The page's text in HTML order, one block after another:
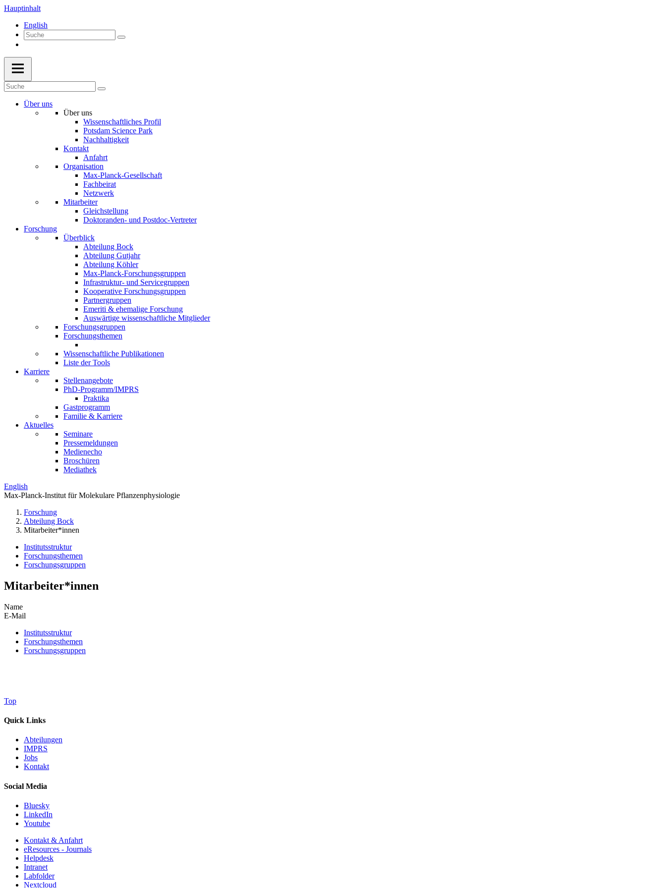
Hauptinhalt
English
Über uns
Über uns
Wissenschaftliches Profil
Potsdam Science Park
Nachhaltigkeit
Kontakt
Anfahrt
Organisation
Max-Planck-Gesellschaft
Fachbeirat
Netzwerk
Mitarbeiter
Gleichstellung
Doktoranden- und Postdoc-Vertreter
Forschung
Überblick
Abteilung Bock
Abteilung Gutjahr
Abteilung Köhler
Max-Planck-Forschungsgruppen
Infrastruktur- und Servicegruppen
Kooperative Forschungsgruppen
Partnergruppen
Emeriti & ehemalige Forschung
Auswärtige wissenschaftliche Mitglieder
Forschungsgruppen
Forschungsthemen
Wissenschaftliche Publikationen
Liste der Tools
Karriere
Stellenangebote
PhD-Programm/IMPRS
Praktika
Gastprogramm
Familie & Karriere
Aktuelles
Seminare
Pressemeldungen
Medienecho
Broschüren
Mediathek
English
Max-Planck-Institut für Molekulare Pflanzenphysiologie
Forschung
Abteilung Bock
Mitarbeiter*innen
Institutsstruktur
Forschungsthemen
Forschungsgruppen
Mitarbeiter*innen
Name
E-Mail
Institutsstruktur
Forschungsthemen
Forschungsgruppen
Top
Quick Links
Abteilungen
IMPRS
Jobs
Kontakt
Social Media
Bluesky
LinkedIn
Youtube
Kontakt & Anfahrt
eResources - Journals
Helpdesk
Intranet
Labfolder
Nextcloud